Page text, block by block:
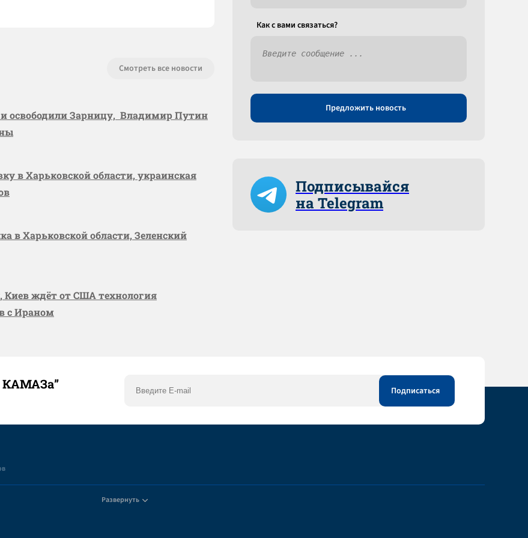
Смотреть все новости
освободили Зарницу, Владимир Путин
в Харьковской области, украинская
в Харьковской области, Зеленский
Киев ждёт от США технология
с Ираном
Как c вами связаться?
Предложить новость
Подписывайся
на Telegram
КАМАЗа”
Развернуть